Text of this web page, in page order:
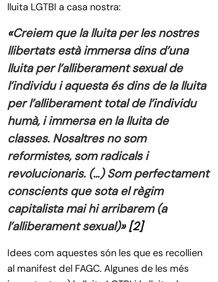
lluita LGTBI a casa nostra:
«Creiem que la lluita per les nostres
llibertats està immersa dins d’una
lluita per l’alliberament sexual de
l’individu i aquesta és dins de la lluita
per l’alliberament total de l’individu
humà, i immersa en la lluita de
classes. Nosaltres no som
reformistes, som radicals i
revolucionaris. (…) Som perfectament
conscients que sota el règim
capitalista mai hi arribarem (a
l’alliberament sexual)» [2]
Idees com aquestes són les que es recollien
al manifest del FAGC. Algunes de les més